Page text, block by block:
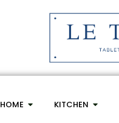
HOME KITCHEN